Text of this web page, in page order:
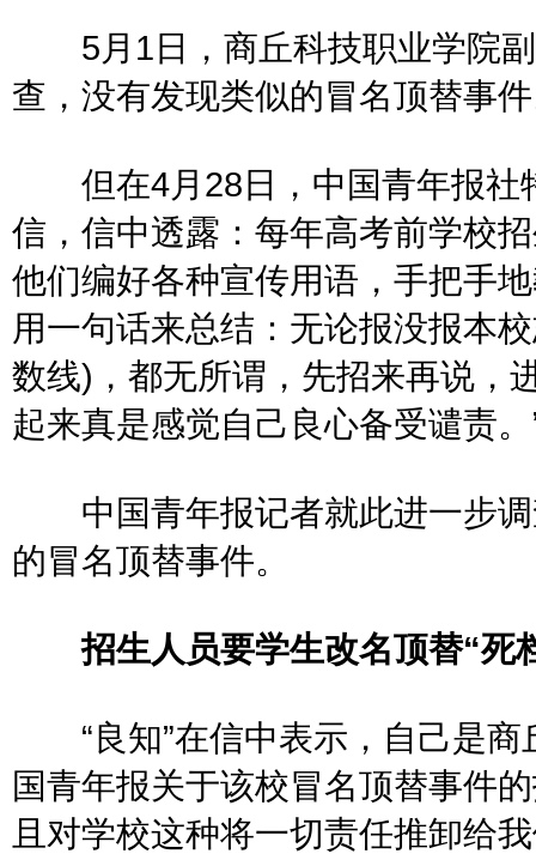
5月1日，商丘科技职业学院副
查，没有发现类似的冒名顶替事
但在4月28日，中国青年报社
信，信中透露：每年高考前学校
他们编好各种宣传用语，手把手
用一句话来总结：无论报没报本
数线)，都无所谓，先招来再说，
起来真是感觉自己良心备受谴责。
中国青年报记者就此进一步调
的冒名顶替事件。
招生人员要学生改名顶替“死
“良知”在信中表示，自己是商
国青年报关于该校冒名顶替事件
且对学校这种将一切责任推卸给